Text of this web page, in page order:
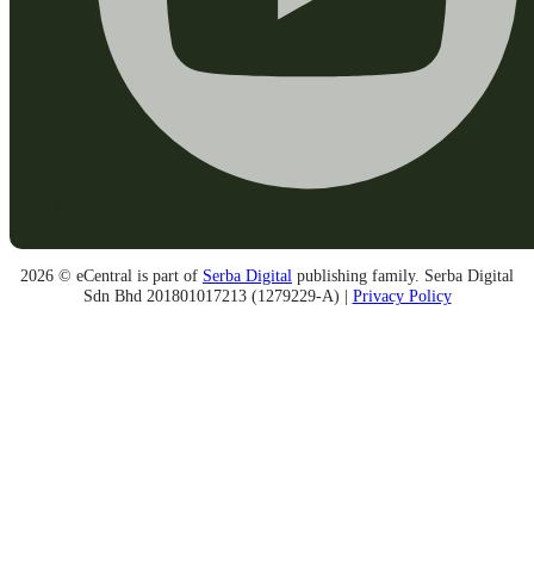
2026 © eCentral is part of Serba Digital publishing family. Serba Digital
Sdn Bhd 201801017213 (1279229-A) | Privacy Policy